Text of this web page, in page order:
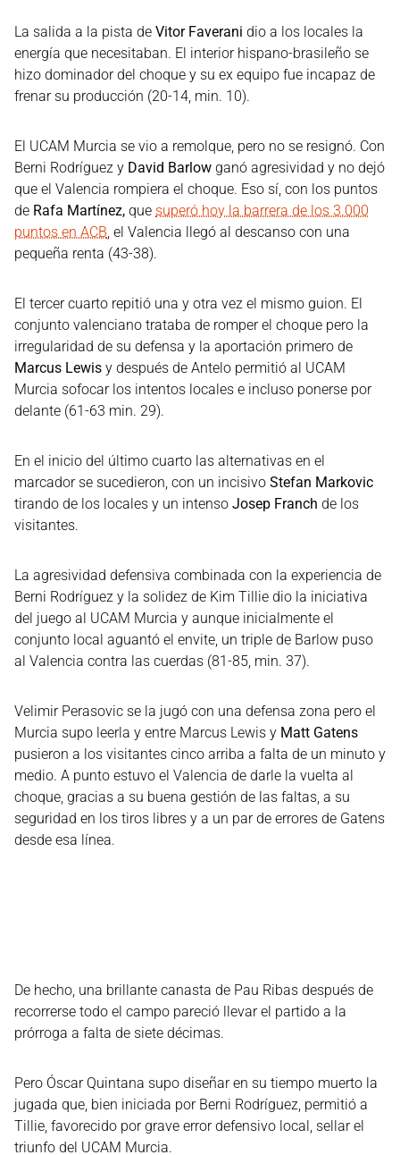
La salida a la pista de Vitor Faverani dio a los locales la
energía que necesitaban. El interior hispano-brasileño se
hizo dominador del choque y su ex equipo fue incapaz de
frenar su producción (20-14, min. 10).
El UCAM Murcia se vio a remolque, pero no se resignó. Con
Berni Rodríguez y David Barlow ganó agresividad y no dejó
que el Valencia rompiera el choque. Eso sí, con los puntos
de Rafa Martínez, que superó hoy la barrera de los 3.000
puntos en ACB, el Valencia llegó al descanso con una
pequeña renta (43-38).
El tercer cuarto repitió una y otra vez el mismo guion. El
conjunto valenciano trataba de romper el choque pero la
irregularidad de su defensa y la aportación primero de
Marcus Lewis y después de Antelo permitió al UCAM
Murcia sofocar los intentos locales e incluso ponerse por
delante (61-63 min. 29).
En el inicio del último cuarto las alternativas en el
marcador se sucedieron, con un incisivo Stefan Markovic
tirando de los locales y un intenso Josep Franch de los
visitantes.
La agresividad defensiva combinada con la experiencia de
Berni Rodríguez y la solidez de Kim Tillie dio la iniciativa
del juego al UCAM Murcia y aunque inicialmente el
conjunto local aguantó el envite, un triple de Barlow puso
al Valencia contra las cuerdas (81-85, min. 37).
Velimir Perasovic se la jugó con una defensa zona pero el
Murcia supo leerla y entre Marcus Lewis y Matt Gatens
pusieron a los visitantes cinco arriba a falta de un minuto y
medio. A punto estuvo el Valencia de darle la vuelta al
choque, gracias a su buena gestión de las faltas, a su
seguridad en los tiros libres y a un par de errores de Gatens
desde esa línea.
De hecho, una brillante canasta de Pau Ribas después de
recorrerse todo el campo pareció llevar el partido a la
prórroga a falta de siete décimas.
Pero Óscar Quintana supo diseñar en su tiempo muerto la
jugada que, bien iniciada por Berni Rodríguez, permitió a
Tillie, favorecido por grave error defensivo local, sellar el
triunfo del UCAM Murcia.